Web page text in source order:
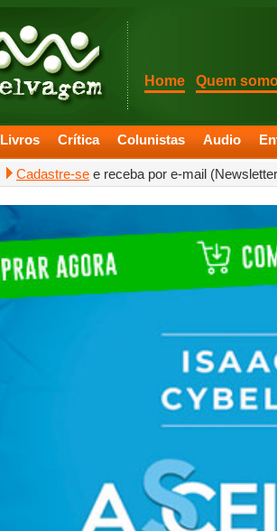
Home Quem
Livros Crítica Colunistas Audio
Cadastre-se e receba por e-mail